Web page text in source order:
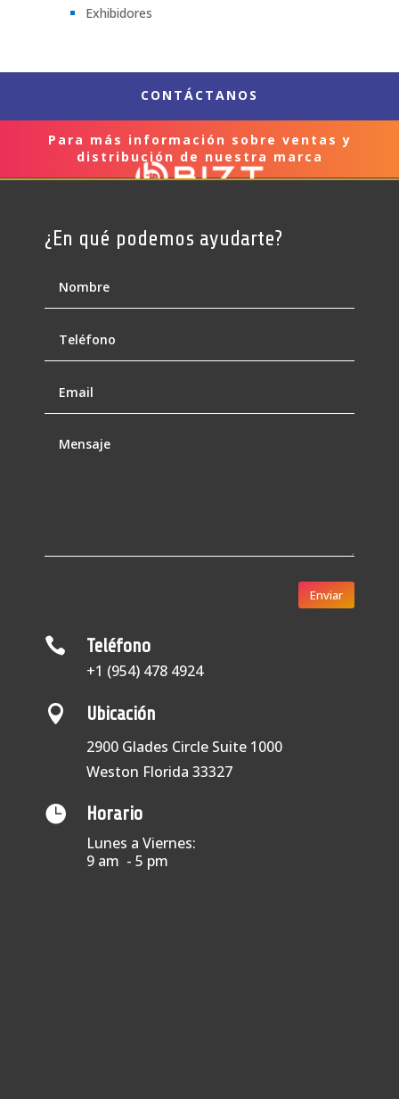
Exhibidores
CONTÁCTANOS
Para más información sobre ventas y
distribución de nuestra marca
¿En qué podemos ayudarte?
Enviar
 Teléfono
+1 (954) 478 4924
 Ubicación
2900 Glades Circle Suite 1000
Weston Florida 33327
 Horario
Lunes a Viernes:
9 am - 5 pm